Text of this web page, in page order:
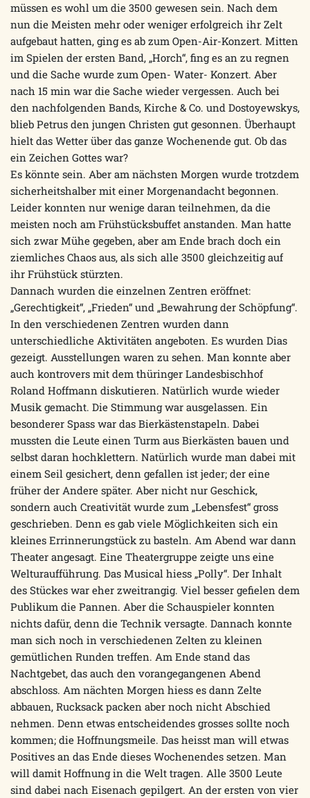
müssen es wohl um die 3500 gewesen sein. Nach dem
nun die Meisten mehr oder weniger erfolgreich ihr Zelt
aufgebaut hatten, ging es ab zum Open-Air-Konzert. Mitten
im Spielen der ersten Band, „Horch“, fing es an zu regnen
und die Sache wurde zum Open- Water- Konzert. Aber
nach 15 min war die Sache wieder vergessen. Auch bei
den nachfolgenden Bands, Kirche & Co. und Dostoyewskys,
blieb Petrus den jungen Christen gut gesonnen. Überhaupt
hielt das Wetter über das ganze Wochenende gut. Ob das
ein Zeichen Gottes war?
Es könnte sein. Aber am nächsten Morgen wurde trotzdem
sicherheitshalber mit einer Morgenandacht begonnen.
Leider konnten nur wenige daran teilnehmen, da die
meisten noch am Frühstücksbuffet anstanden. Man hatte
sich zwar Mühe gegeben, aber am Ende brach doch ein
ziemliches Chaos aus, als sich alle 3500 gleichzeitig auf
ihr Frühstück stürzten.
Dannach wurden die einzelnen Zentren eröffnet:
„Gerechtigkeit“, „Frieden“ und „Bewahrung der Schöpfung“.
In den verschiedenen Zentren wurden dann
unterschiedliche Aktivitäten angeboten. Es wurden Dias
gezeigt. Ausstellungen waren zu sehen. Man konnte aber
auch kontrovers mit dem thüringer Landesbischhof
Roland Hoffmann diskutieren. Natürlich wurde wieder
Musik gemacht. Die Stimmung war ausgelassen. Ein
besonderer Spass war das Bierkästenstapeln. Dabei
mussten die Leute einen Turm aus Bierkästen bauen und
selbst daran hochklettern. Natürlich wurde man dabei mit
einem Seil gesichert, denn gefallen ist jeder; der eine
früher der Andere später. Aber nicht nur Geschick,
sondern auch Creativität wurde zum „Lebensfest“ gross
geschrieben. Denn es gab viele Möglichkeiten sich ein
kleines Errinnerungstück zu basteln. Am Abend war dann
Theater angesagt. Eine Theatergruppe zeigte uns eine
Welturaufführung. Das Musical hiess „Polly“. Der Inhalt
des Stückes war eher zweitrangig. Viel besser gefielen dem
Publikum die Pannen. Aber die Schauspieler konnten
nichts dafür, denn die Technik versagte. Dannach konnte
man sich noch in verschiedenen Zelten zu kleinen
gemütlichen Runden treffen. Am Ende stand das
Nachtgebet, das auch den vorangegangenen Abend
abschloss. Am nächten Morgen hiess es dann Zelte
abbauen, Rucksack packen aber noch nicht Abschied
nehmen. Denn etwas entscheidendes grosses sollte noch
kommen; die Hoffnungsmeile. Das heisst man will etwas
Positives an das Ende dieses Wochenendes setzen. Man
will damit Hoffnung in die Welt tragen. Alle 3500 Leute
sind dabei nach Eisenach gepilgert. An der ersten von vier